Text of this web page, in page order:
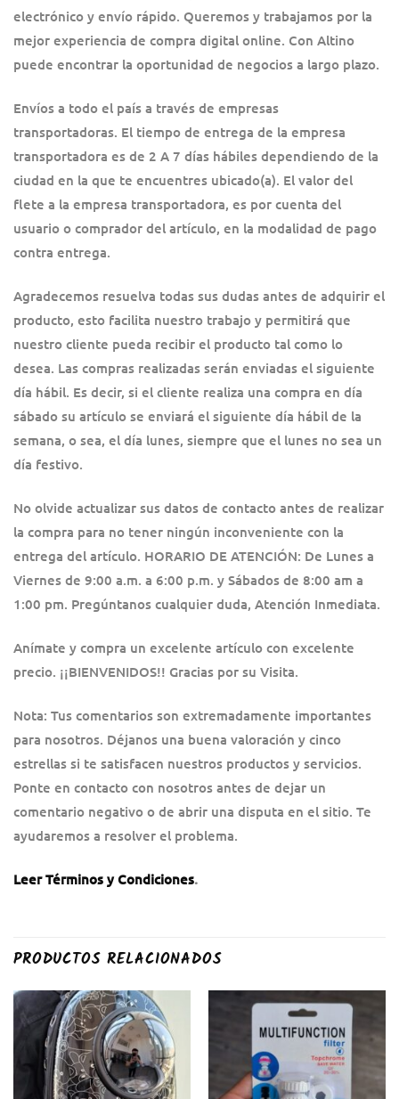
electrónico y envío rápido. Queremos y trabajamos por la
mejor experiencia de compra digital online. Con Altino
puede encontrar la oportunidad de negocios a largo plazo.
Envíos a todo el país a través de empresas
transportadoras. El tiempo de entrega de la empresa
transportadora es de 2 A 7 días hábiles dependiendo de la
ciudad en la que te encuentres ubicado(a). El valor del
flete a la empresa transportadora, es por cuenta del
usuario o comprador del artículo, en la modalidad de pago
contra entrega.
Agradecemos resuelva todas sus dudas antes de adquirir el
producto, esto facilita nuestro trabajo y permitirá que
nuestro cliente pueda recibir el producto tal como lo
desea. Las compras realizadas serán enviadas el siguiente
día hábil. Es decir, si el cliente realiza una compra en día
sábado su artículo se enviará el siguiente día hábil de la
semana, o sea, el día lunes, siempre que el lunes no sea un
día festivo.
No olvide actualizar sus datos de contacto antes de realizar
la compra para no tener ningún inconveniente con la
entrega del artículo. HORARIO DE ATENCIÓN: De Lunes a
Viernes de 9:00 a.m. a 6:00 p.m. y Sábados de 8:00 am a
1:00 pm. Pregúntanos cualquier duda, Atención Inmediata.
Anímate y compra un excelente artículo con excelente
precio. ¡¡BIENVENIDOS!! Gracias por su Visita.
Nota: Tus comentarios son extremadamente importantes
para nosotros. Déjanos una buena valoración y cinco
estrellas si te satisfacen nuestros productos y servicios.
Ponte en contacto con nosotros antes de dejar un
comentario negativo o de abrir una disputa en el sitio. Te
ayudaremos a resolver el problema.
Leer Términos y Condiciones.
PRODUCTOS RELACIONADOS